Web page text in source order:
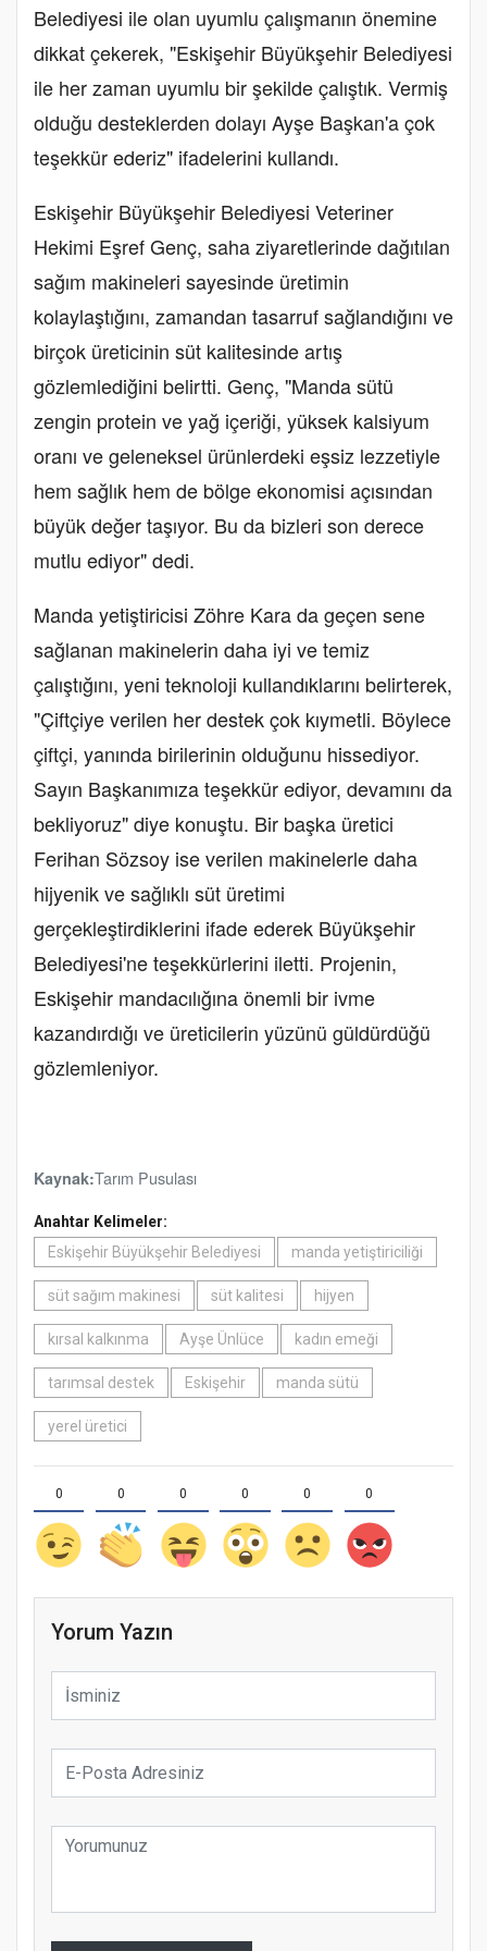
Belediyesi ile olan uyumlu çalışmanın önemine
dikkat çekerek, "Eskişehir Büyükşehir Belediyesi
ile her zaman uyumlu bir şekilde çalıştık. Vermiş
olduğu desteklerden dolayı Ayşe Başkan'a çok
teşekkür ederiz" ifadelerini kullandı.
Eskişehir Büyükşehir Belediyesi Veteriner
Hekimi Eşref Genç, saha ziyaretlerinde dağıtılan
sağım makineleri sayesinde üretimin
kolaylaştığını, zamandan tasarruf sağlandığını ve
birçok üreticinin süt kalitesinde artış
gözlemlediğini belirtti. Genç, "Manda sütü
zengin protein ve yağ içeriği, yüksek kalsiyum
oranı ve geleneksel ürünlerdeki eşsiz lezzetiyle
hem sağlık hem de bölge ekonomisi açısından
büyük değer taşıyor. Bu da bizleri son derece
mutlu ediyor" dedi.
Manda yetiştiricisi Zöhre Kara da geçen sene
sağlanan makinelerin daha iyi ve temiz
çalıştığını, yeni teknoloji kullandıklarını belirterek,
"Çiftçiye verilen her destek çok kıymetli. Böylece
çiftçi, yanında birilerinin olduğunu hissediyor.
Sayın Başkanımıza teşekkür ediyor, devamını da
bekliyoruz" diye konuştu. Bir başka üretici
Ferihan Sözsoy ise verilen makinelerle daha
hijyenik ve sağlıklı süt üretimi
gerçekleştirdiklerini ifade ederek Büyükşehir
Belediyesi'ne teşekkürlerini iletti. Projenin,
Eskişehir mandacılığına önemli bir ivme
kazandırdığı ve üreticilerin yüzünü güldürdüğü
gözlemleniyor.
Kaynak:Tarım Pusulası
Anahtar Kelimeler:
Eskişehir Büyükşehir Belediyesi
manda yetiştiriciliği
süt sağım makinesi süt kalitesi hijyen
kırsal kalkınma Ayşe Ünlüce kadın emeği
tarımsal destek Eskişehir manda sütü
yerel üretici
0 0 0 0 0 0
Yorum Yazın